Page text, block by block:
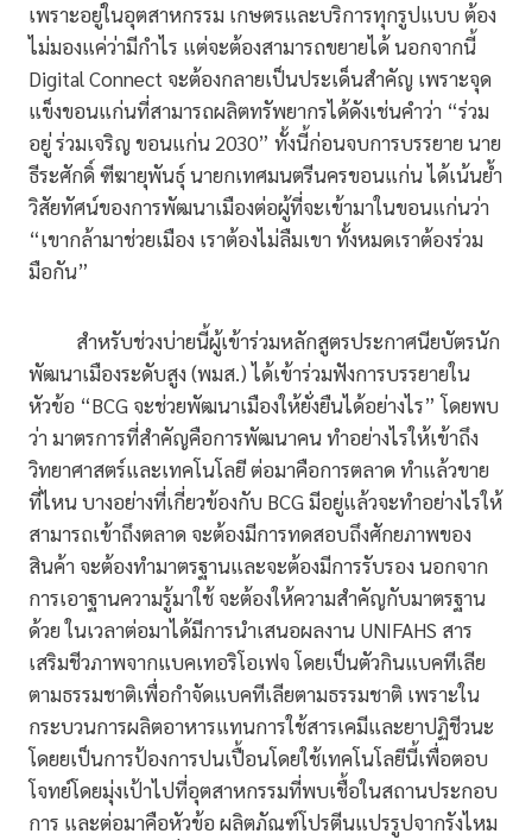
เพราะอยู่ในอุตสาหกรรม เกษตรและบริการทุกรูปแบบ ต้อง
ไม่มองแค่ว่ามีกำไร แต่จะต้องสามารถขยายได้ นอกจากนี้
Digital Connect จะต้องกลายเป็นประเด็นสำคัญ เพราะจุด
แข็งขอนแก่นที่สามารถผลิตทรัพยากรได้ดังเช่นคำว่า “ร่วม
อยู่ ร่วมเจริญ ขอนแก่น 2030” ทั้งนี้ก่อนจบการบรรยาย นาย
ธีระศักดิ์ ฑีฆายุพันธุ์ นายกเทศมนตรีนครขอนแก่น ได้เน้นย้ำ
วิสัยทัศน์ของการพัฒนาเมืองต่อผู้ที่จะเข้ามาในขอนแก่นว่า
“เขากล้ามาช่วยเมือง เราต้องไม่ลืมเขา ทั้งหมดเราต้องร่วม
มือกัน”
สำหรับช่วงบ่ายนี้ผู้เข้าร่วมหลักสูตรประกาศนียบัตรนัก
พัฒนาเมืองระดับสูง (พมส.) ได้เข้าร่วมฟังการบรรยายใน
หัวข้อ “BCG จะช่วยพัฒนาเมืองให้ยั่งยืนได้อย่างไร” โดยพบ
ว่า มาตรการที่สำคัญคือการพัฒนาคน ทำอย่างไรให้เข้าถึง
วิทยาศาสตร์และเทคโนโลยี ต่อมาคือการตลาด ทำแล้วขาย
ที่ไหน บางอย่างที่เกี่ยวข้องกับ BCG มีอยู่แล้วจะทำอย่างไรให้
สามารถเข้าถึงตลาด จะต้องมีการทดสอบถึงศักยภาพของ
สินค้า จะต้องทำมาตรฐานและจะต้องมีการรับรอง นอกจาก
การเอาฐานความรู้มาใช้ จะต้องให้ความสำคัญกับมาตรฐาน
ด้วย ในเวลาต่อมาได้มีการนำเสนอผลงาน UNIFAHS สาร
เสริมชีวภาพจากแบคเทอริโอเฟจ โดยเป็นตัวกินแบคทีเลีย
ตามธรรมชาติเพื่อกำจัดแบคทีเลียตามธรรมชาติ เพราะใน
กระบวนการผลิตอาหารแทนการใช้สารเคมีและยาปฏิชีวนะ
โดยยเป็นการป้องการปนเปื้อนโดยใช้เทคโนโลยีนี้เพื่อตอบ
โจทย์โดยมุ่งเป้าไปที่อุตสาหกรรมที่พบเชื้อในสถานประกอบ
การ และต่อมาคือหัวข้อ ผลิตภัณฑ์โปรตีนแปรรูปจากรังไหม